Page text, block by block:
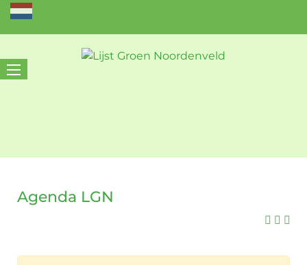
Agenda LGN